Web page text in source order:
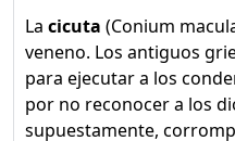
La cicuta (Conium
veneno. Los antiguos
para ejecutar a los
por no reconocer a los
supuestamente,